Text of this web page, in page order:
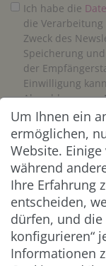
Ich habe die
die Verarbeitung
Zweck des
Speicherung
der
Einwilligung
Abmeldung
**
ZAHLUNG &
Um Ihnen ein
ermöglichen,
Website.
während
Ihre Erfahrung
entscheiden,
dürfen, und die
konfigurieren“
Informationen